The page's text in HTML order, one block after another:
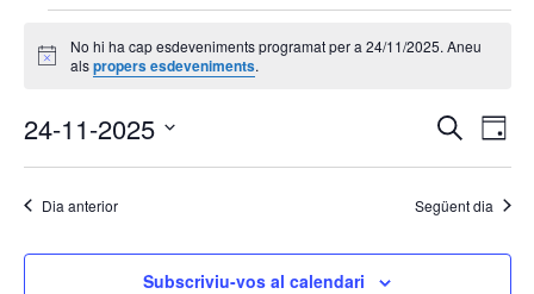
Esdeveniments
del
Avís
No hi ha cap esdeveniments programat per a 24/11/2025. Aneu
alspropers esdeveniments.
visual
cerca
Cerca
de
Dia
24-11-2025
Selecciona
unaDia anterior Següent dia
Subscriviu-vos al calendari